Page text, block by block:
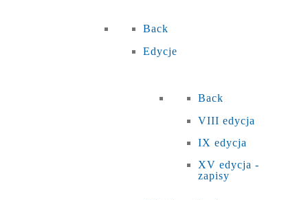
Back
Edycje
Back
VIII edycja
IX edycja
XV edycja -
zapisy